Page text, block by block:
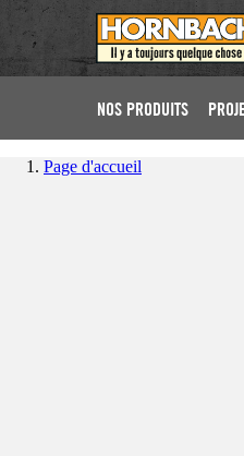
NOS PRODUITS
Page d'accueil